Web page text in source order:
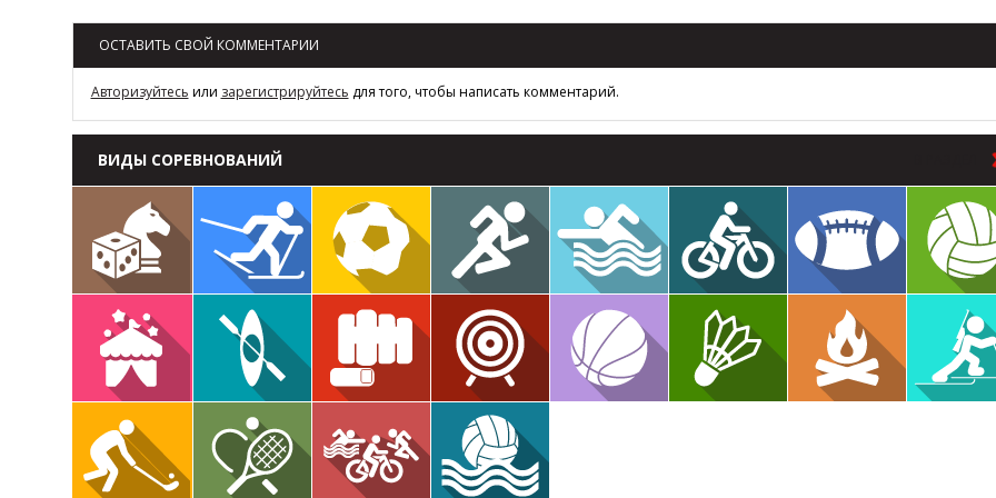
ОСТАВИТЬ СВОЙ КОММЕНТАРИИ
Авторизуйтесь или зарегистрируйтесь для того, чтобы написать комментарий.
ВИДЫ СОРЕВНОВАНИЙ